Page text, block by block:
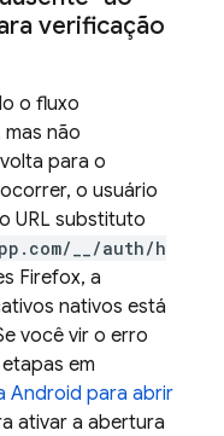
verificação
o fluxo
não
para o
o usuário
URL substituto
__/auth/h
Firefox, a
nativos está
você vir o erro
em
Android para abrir
ativar a abertura